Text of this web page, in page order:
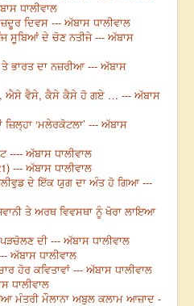
ਧਾਲੀਵਾਲ
ਦਿਵਸ --- ਅੱਬਾਸ ਧਾਲੀਵਾਲ
ਸੂਬਿਆਂ ਦੇ ਚੋਣ ਨਤੀਜੇ --- ਅੱਬਾਸ
ਭਾਰਤ ਦਾ ਨਜ਼ਰੀਆ --- ਅੱਬਾਸ
ਵੈਸੇ, ਕੈਸੇ ਕੈਸੇ ਹੋ ਗਏ … --- ਅੱਬਾਸ
‘ਮਲੇਰਕੋਟਲਾ’ --- ਅੱਬਾਸ
---- ਅੱਬਾਸ ਧਾਲੀਵਾਲ
--- ਅੱਬਾਸ ਧਾਲੀਵਾਲ
ਦੇ ਇੱਕ ਯੁਗ ਦਾ ਅੰਤ ਹੋ ਗਿਆ ---
ਤੇ ਅਰਥ ਵਿਵਸਥਾ ਨੂੰ ਖੋਰਾ ਲਾਇਆ
ਦੀ --- ਅੱਬਾਸ ਧਾਲੀਵਾਲ
ਅੱਬਾਸ ਧਾਲੀਵਾਲ
ਹੋਰ ਕਵਿਤਾਵਾਂ --- ਅੱਬਾਸ ਧਾਲੀਵਾਲ
ਧਾਲੀਵਾਲ
ਮੰਤਰੀ ਮੌਲਾਨਾ ਅਬੁਲ ਕਲਾਮ ਆਜ਼ਾਦ -